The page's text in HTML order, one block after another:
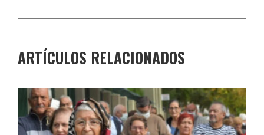
ARTÍCULOS RELACIONADOS